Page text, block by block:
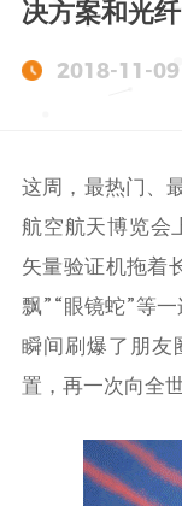
决方案和光
2018-11-09
这周，最热门、
航空航天博览会
矢量验证机拖着
飘”“眼镜蛇”等
瞬间刷爆了朋友
置，再一次向全